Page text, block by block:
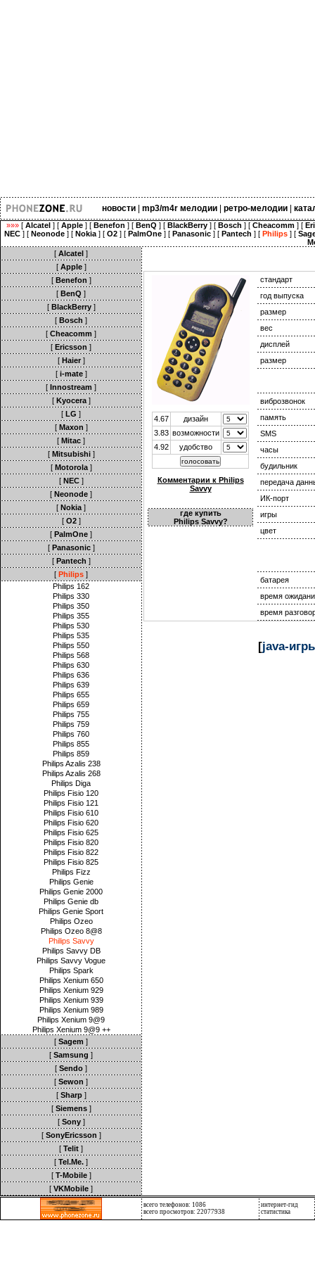
новости| mp3/m4r мелодии| ретро-мелодии|
»»» [ Alcatel ] [ Apple ] [ Benefon ] [ BenQ ] [ BlackBerry ] [ Bosch ] [ Cheacomm ] [
NEC ] [ Neonode ] [ Nokia ] [ O2 ] [ PalmOne ] [ Panasonic ] [ Pantech ] [ Philips ] [
[ Alcatel ]
[ Apple]
[ Benefon ]
[ BenQ ]
[ BlackBerry]
[ Bosch ]
[ Cheacomm ]
[ Ericsson ]
[ Haier]
[ i-mate]
[ Innostream ]
[ Kyocera]
[ LG ]
[ Maxon ]
[ Mitac ]
[ Mitsubishi]
[ Motorola]
[ NEC]
[ Neonode ]
[ Nokia ]
[ O2]
[ PalmOne ]
[ Panasonic]
[ Pantech ]
[ Philips ]
Philips 162
Philips 330
Philips 350
Philips 355
Philips 530
Philips 535
Philips 550
Philips 568
Philips 630
Philips 636
Philips 639
Philips 655
Philips 659
Philips 755
Philips 759
Philips 760
Philips 855
Philips 859
Philips Azalis 238
Philips Azalis 268
Philips Diga
Philips Fisio 120
Philips Fisio 121
Philips Fisio 610
Philips Fisio 620
Philips Fisio 625
Philips Fisio 820
Philips Fisio 822
Philips Fisio 825
Philips Fizz
Philips Genie
Philips Genie 2000
Philips Genie db
Philips Genie Sport
Philips Ozeo
Philips Ozeo 8@8
Philips Savvy
Philips Savvy DB
Philips Savvy Vogue
Philips Spark
Philips Xenium 650
Philips Xenium 929
Philips Xenium 939
Philips Xenium 989
Philips Xenium 9@9
Philips Xenium 9@9 ++
[ Sagem ]
[ Samsung ]
[ Sendo ]
[ Sewon ]
[ Sharp]
[ Siemens]
[ Sony]
[ SonyEricsson ]
[ Telit ]
[ Tel.Me. ]
[ T-Mobile]
[ VKMobile ]
4.67
дизайн
3.83 возможности
4.92
удобство
Комментарии к Philips
Savvy
где купить
Philips Savvy?
стандарт
год выпуска
размер
вес
дисплей
размер
виброзвонок
память
SMS
часы
будильник
передача
ИК-порт
игры
цвет
батарея
время
время
[java-
всего телефонов: 1086
всего просмотров: 22077938
интернет-гид
статистика